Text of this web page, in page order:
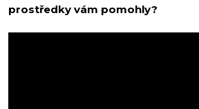
prostředky vám pomohly?